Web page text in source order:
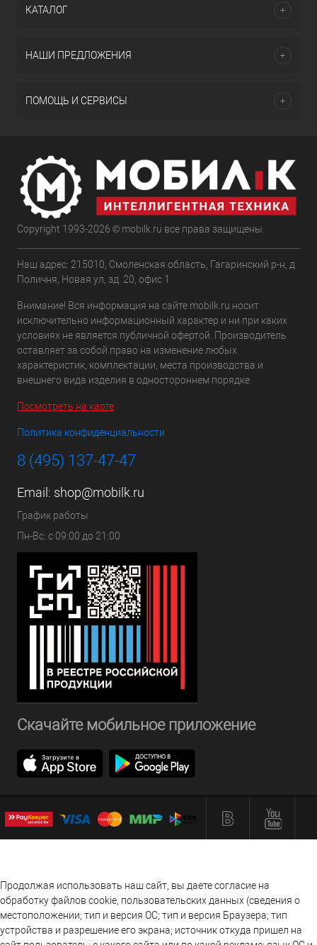
КАТАЛОГ
НАШИ ПРЕДЛОЖЕНИЯ
ПОМОЩЬ И СЕРВИСЫ
Copyright 1993-2026 © mobilk.ru все права защищены.
Наш адрес: 215010, Смоленская область, Гагаринский р-н, д
Поличня, Новая ул, зд. 20, офис 1
Внимание! Вся информация на сайте mobilk.ru носит
исключительно информационный характер и ни при каких
условиях не является публичной офертой. Производитель
оставляет за собой право на изменение любых
характеристик, комплектации, места производства и
внешнего вида изделия в одностороннем порядке.
Посмотреть на карте
Политика конфиденциальности
8 (495) 137-47-47
Email: shop@mobilk.ru
График работы
Пн-Вс: с 09:00 до 21:00
Скачайте мобильное приложение
Продолжая использовать наш сайт, вы даете согласие на
обработку файлов cookie, пользовательских данных (сведения о
местоположении; тип и версия ОС; тип и версия Браузера; тип
устройства и разрешение его экрана; источник откуда пришел на